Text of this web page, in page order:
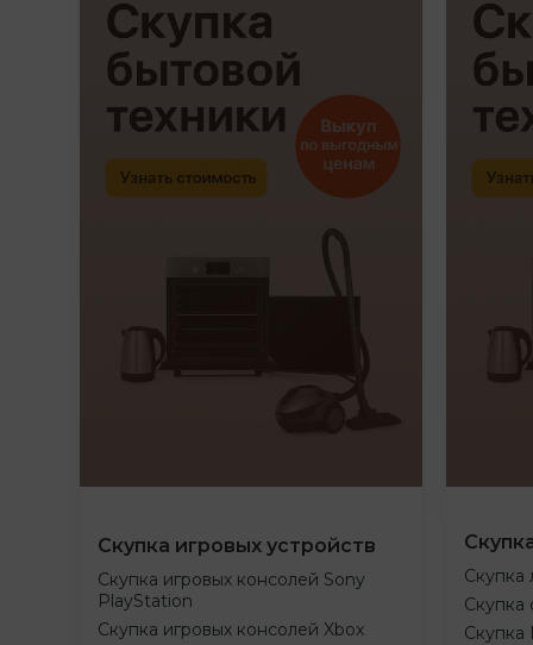
Скупка игровых устройств
Скупка игровых консолей Sony
PlayStation
Скупка игровых консолей Xbox
Скупка
Скупка